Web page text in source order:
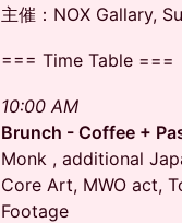
主催：NOX Gallary,
=== Time Table ===
10:00 AM
Brunch - Coffee +
Monk , additional
Core Art, MWO act,
Footage